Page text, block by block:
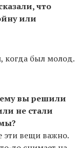
что
или
когда был молод.
вы решили
не стали
эти вещи важно.